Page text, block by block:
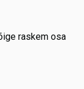
raskem osa